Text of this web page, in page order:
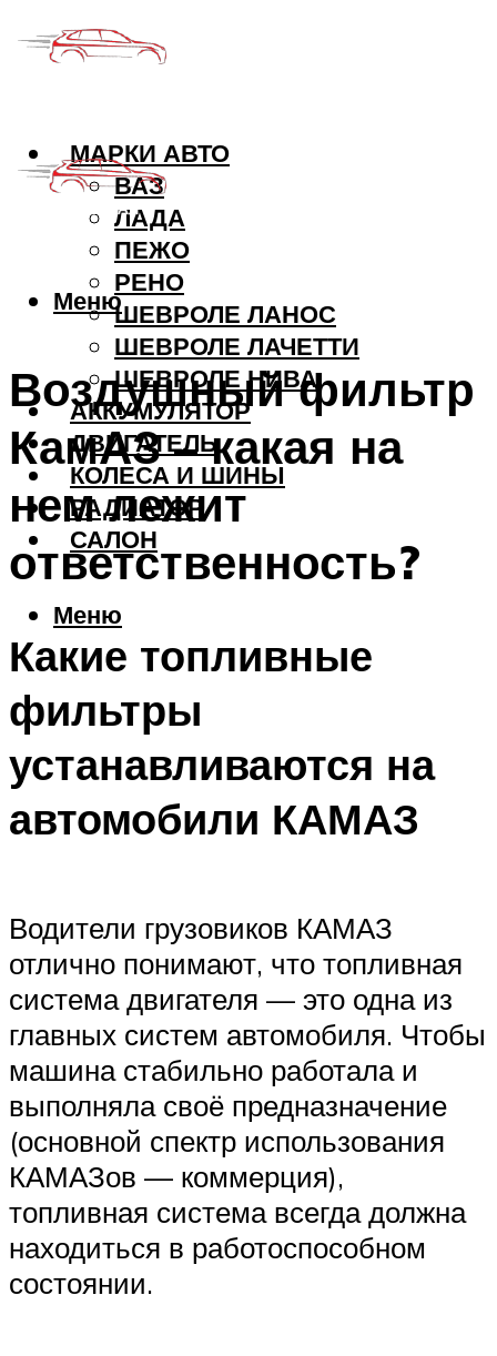
МАРКИ АВТО
ВАЗ
ЛАДА
ПЕЖО
РЕНО
ШЕВРОЛЕ ЛАНОС
ШЕВРОЛЕ ЛАЧЕТТИ
ШЕВРОЛЕ НИВА
АККУМУЛЯТОР
ДВИГАТЕЛЬ
КОЛЕСА И ШИНЫ
РАДИАТОР
САЛОН
Меню
Меню
Воздушный фильтр
КамАЗ – какая на
нем лежит
ответственность?
Какие топливные
фильтры
устанавливаются на
автомобили КАМАЗ
Водители грузовиков КАМАЗ
отлично понимают, что топливная
система двигателя — это одна из
главных систем автомобиля. Чтобы
машина стабильно работала и
выполняла своё предназначение
(основной спектр использования
КАМАЗов — коммерция),
топливная система всегда должна
находиться в работоспособном
состоянии.